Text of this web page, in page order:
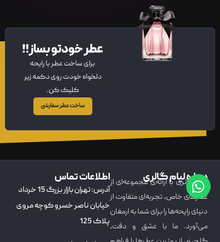
عطر خودتو بساز!!
برای ساخت عطر با رایحه
دلخواه خودت روی دکمه زیر
کلیک کن.
ساخت عطر سفارشی
درباره لیام گالری
لیام گالری با ارائه‌ی مجموعه‌ای از
عطرهای خاص، تجربه‌ای متفاوت از
دنیای رایحه‌ها را برای شما به ارمغان
می‌آورد. ما با عشق و دقت،
اطلاعات تماس
آدرس: تهران بازار بزرگ 15 خرداد
خیابان ناصر خسرو کوچه مروی
پلاک 125